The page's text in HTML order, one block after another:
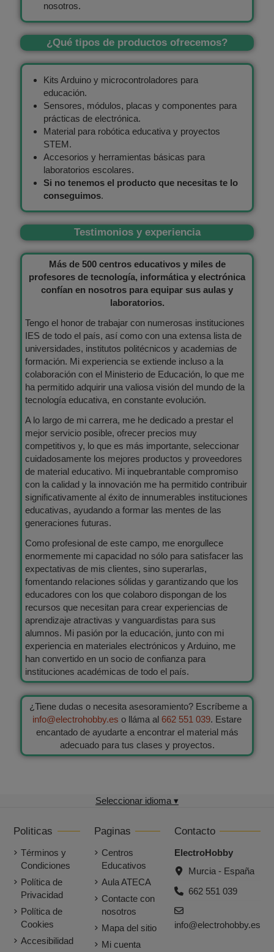
nosotros.
¿Qué tipos de productos ofrecemos?
Kits Arduino y microcontroladores para
educación.
Sensores, módulos, placas y componentes para
prácticas de electrónica.
Material para robótica educativa y proyectos
STEM.
Accesorios y herramientas básicas para
laboratorios escolares.
Si no tenemos el producto que necesitas te lo
conseguimos.
Testimonios y experiencia
Más de 500 centros educativos y miles de
profesores de tecnología, informática y electrónica
confían en nosotros para equipar sus aulas y
laboratorios.
Tengo el honor de trabajar con numerosas instituciones
IES de todo el país, así como con una extensa lista de
universidades, institutos politécnicos y academias de
formación. Mi experiencia se extiende incluso a la
colaboración con el Ministerio de Educación, lo que me
ha permitido adquirir una valiosa visión del mundo de la
tecnología educativa, en constante evolución.
A lo largo de mi carrera, me he dedicado a prestar el
mejor servicio posible, ofrecer precios muy
competitivos y, lo que es más importante, seleccionar
cuidadosamente los mejores productos y proveedores
de material educativo. Mi inquebrantable compromiso
con la calidad y la innovación me ha permitido contribuir
significativamente al éxito de innumerables instituciones
educativas, ayudando a formar las mentes de las
generaciones futuras.
Como profesional de este campo, me enorgullece
enormemente mi capacidad no sólo para satisfacer las
expectativas de mis clientes, sino superarlas,
fomentando relaciones sólidas y garantizando que los
educadores con los que colaboro dispongan de los
recursos que necesitan para crear experiencias de
aprendizaje atractivas y vanguardistas para sus
alumnos. Mi pasión por la educación, junto con mi
experiencia en materiales electrónicos y Arduino, me
han convertido en un socio de confianza para
instituciones académicas de todo el país.
¿Tiene dudas o necesita asesoramiento? Escríbeme a
info@electrohobby.es o lláma al 662 551 039. Estare
encantado de ayudarte a encontrar el material más
adecuado para tus clases y proyectos.
Seleccionar idioma ▾
Politicas
Términos y
Condiciones
Política de
Privacidad
Política de
Cookies
Accesibilidad
Paginas
Centros
Educativos
Aula ATECA
Contacte con
nosotros
Mapa del sitio
Mi cuenta
Contacto
ElectroHobby
Murcia - España
662 551 039
info@electrohobby.es